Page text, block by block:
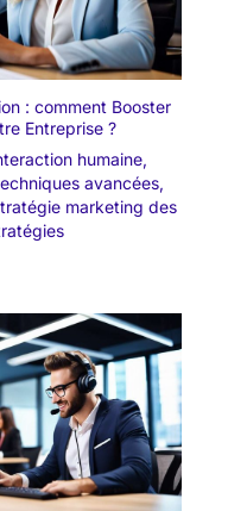
: comment Booster
Entreprise ?
humaine,
avancées,
marketing des